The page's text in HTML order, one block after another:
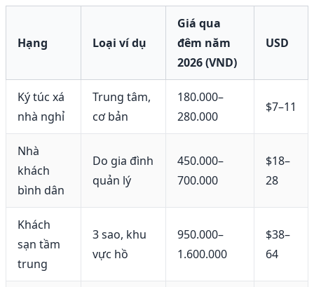
Hạng Loại ví dụ
Giá qua
đêm năm
2026 (VND)
USD
Ký túc xá
nhà nghỉ
Trung tâm,
cơ bản
180.000–
280.000
$7–11
Nhà
khách
bình dân
Do gia đình
quản lý
450.000–
700.000
$18–
28
Khách
sạn tầm
trung
3 sao, khu
vực hồ
950.000–
1.600.000
$38–
64